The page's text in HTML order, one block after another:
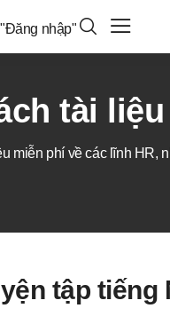
"Đăng nhập"
tài liệu
miễn phí về các lĩnh HR,
tập tiếng